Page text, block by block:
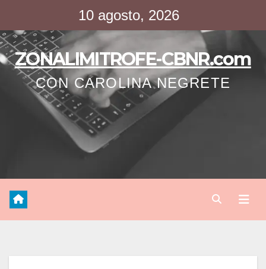
contenido
10 agosto, 2026
ZONALIMITROFE-CBNR.com
CON CAROLINA NEGRETE